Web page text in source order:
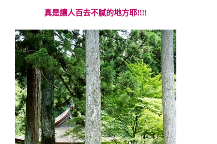
真是讓人百去不膩的地方耶!!!!